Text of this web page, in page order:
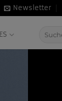
Newsletter
Suche